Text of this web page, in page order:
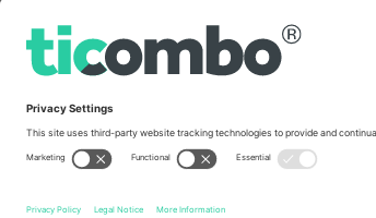
Bulgaria
Regus Sofia City West, bul Totleben
Av Chapultepec 360, Roma Norte,
კონკრეტული პირობები.,